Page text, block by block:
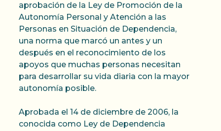
aprobación de la Ley de Promoción de la
Autonomía Personal y Atención a las
Personas en Situación de Dependencia,
una norma que marcó un antes y un
después en el reconocimiento de los
apoyos que muchas personas necesitan
para desarrollar su vida diaria con la mayor
autonomía posible.
Aprobada el 14 de diciembre de 2006, la
conocida como Ley de Dependencia